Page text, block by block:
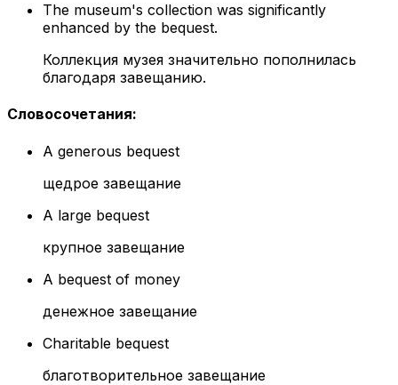
The museum's collection was significantly
enhanced by the bequest.
Коллекция музея значительно пополнилась
благодаря завещанию.
Словосочетания:
A generous bequest
щедрое завещание
A large bequest
крупное завещание
A bequest of money
денежное завещание
Charitable bequest
благотворительное завещание